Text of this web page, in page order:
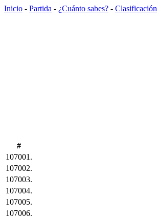
Inicio - Partida - ¿Cuánto sabes? - Clasificación
#
107001.
107002.
107003.
107004.
107005.
107006.